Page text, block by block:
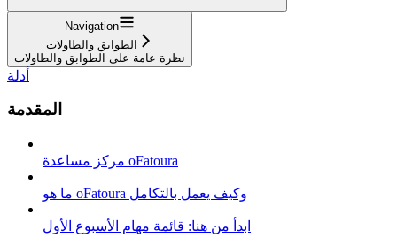
Navigation
الطوابق والطاولات
نظرة عامة على الطوابق والطاولات
أدلة
المقدمة
مركز مساعدة oFatoura
ما هو oFatoura وكيف يعمل بالتكامل
ابدأ من هنا: قائمة مهام الأسبوع الأول